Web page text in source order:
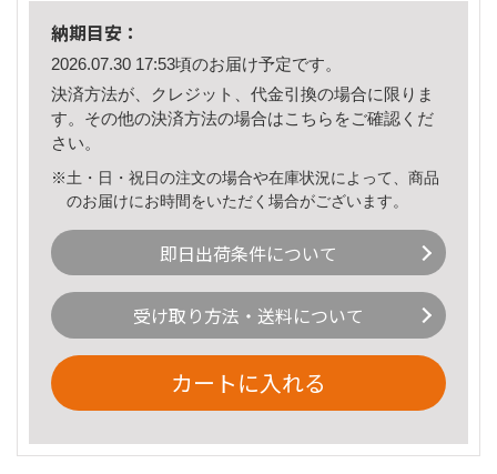
納期目安：
2026.07.30 17:53頃のお届け予定です。
決済方法が、クレジット、代金引換の場合に限りま
す。その他の決済方法の場合はこちら をご確認くだ
さい。
※土・日・祝日の注文の場合や在庫状況によって、商品
のお届けにお時間をいただく場合がございます。
即日出荷条件について
受け取り方法・送料について
カートに入れる